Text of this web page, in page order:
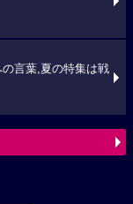
言葉,夏の特集は戦